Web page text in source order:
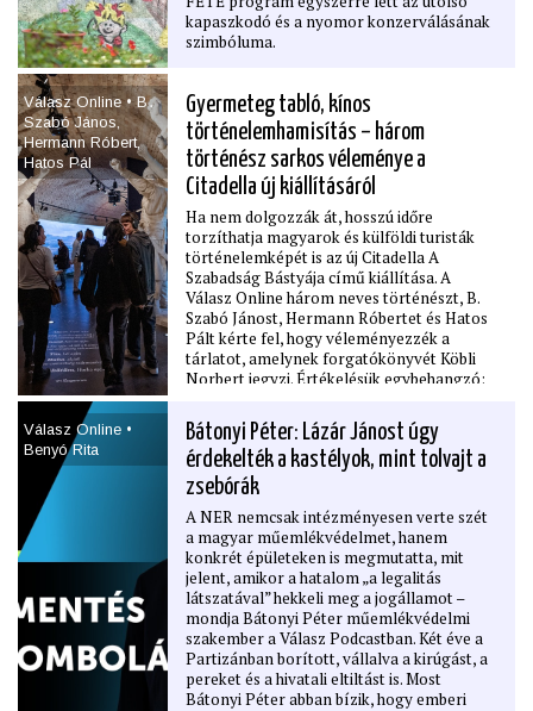
kapaszkodó és a nyomor konzerválásának
szimbóluma.
Válasz Online • B․
Szabó János,
Hermann Róbert,
Hatos Pál
Gyermeteg tabló, kínos
történelemhamisítás – három
történész sarkos véleménye a
Citadella új kiállításáról
Ha nem dolgozzák át, hosszú időre
torzíthatja magyarok és külföldi turisták
történelemképét is az új Citadella A
Szabadság Bástyája című kiállítása. A
Válasz Online három neves történészt, B.
Szabó Jánost, Hermann Róbertet és Hatos
Pált kérte fel, hogy véleményezzék a
tárlatot, amelynek forgatókönyvét Köbli
Norbert jegyzi. Értékelésük egybehangzó:
alkotás született, amely alapvetően
félrevezető képet mutat a magyarság
múltjáról, és a történettudomány elmúlt fél
évszázadának kutatási eredményeiből
szinte semmit nem tartalmaz. Az 1950-es
évek mondanivalója ez a 21. század
technológiájával elmesélve. Jó lenne, ha
nem maradna így évtizedekre.
Válasz Online •
Benyó Rita
Bátonyi Péter: Lázár Jánost úgy
érdekelték a kastélyok, mint tolvajt a
zsebórák
A NER nemcsak intézményesen verte szét
a magyar műemlékvédelmet, hanem
konkrét épületeken is megmutatta, mit
jelent, amikor a hatalom „a legalitás
látszatával” hekkeli meg a jogállamot –
mondja Bátonyi Péter műemlékvédelmi
szakember a Válasz Podcastban. Két éve a
Partizánban borított, vállalva a kirúgást, a
pereket és a hivatali eltiltást is. Most
Bátonyi Péter abban bízik, hogy emberi